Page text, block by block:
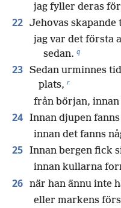
jag fyller deras
22 Jehovas skapande
jag var det första
sedan. q
23 Sedan urminnes
plats, r
från början,
24 Innan djupen
innan det fanns
25 Innan bergen fick
innan kullarna
26 när han ännu inte
eller markens